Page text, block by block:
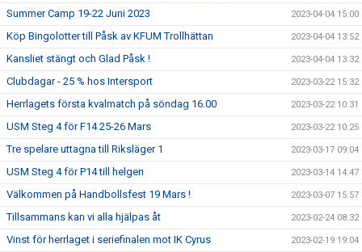
Summer Camp 19-22 Juni 2023 2023-04-04 15:00
Köp Bingolotter till Påsk av KFUM Trollhättan 2023-04-04 13:52
Kansliet stängt och Glad Påsk ! 2023-04-04 13:32
Clubdagar - 25 % hos Intersport 2023-03-22 15:32
Herrlagets första kvalmatch på söndag 16.00 2023-03-22 10:31
USM Steg 4 för F14 25-26 Mars 2023-03-22 10:25
Tre spelare uttagna till Riksläger 1 2023-03-17 09:04
USM Steg 4 för P14 till helgen 2023-03-14 14:47
Välkommen på Handbollsfest 19 Mars ! 2023-03-07 15:57
Tillsammans kan vi alla hjälpas åt 2023-02-24 08:32
Vinst för herrlaget i seriefinalen mot IK Cyrus 2023-02-19 19:04